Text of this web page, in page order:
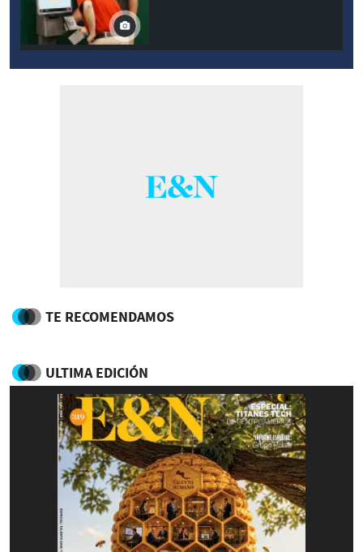
TE RECOMENDAMOS
ULTIMA EDICIÓN